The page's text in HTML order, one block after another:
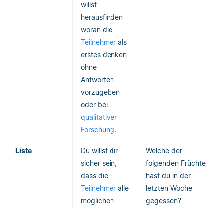
willst
herausfinden
woran die
Teilnehmer als
erstes denken
ohne
Antworten
vorzugeben
oder bei
qualitativer
Forschung.
Liste
Du willst dir
sicher sein,
dass die
Teilnehmer alle
möglichen
Welche der
folgenden Früchte
hast du in der
letzten Woche
gegessen?